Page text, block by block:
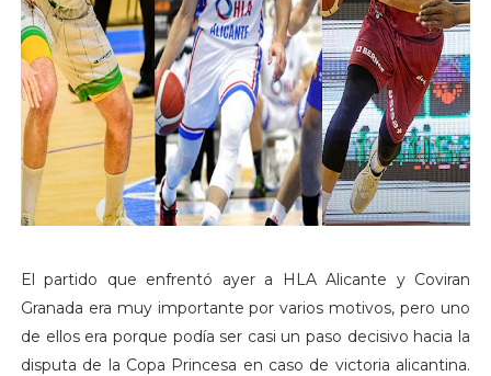
El partido que enfrentó ayer a HLA Alicante y Coviran
Granada era muy importante por varios motivos, pero uno
de ellos era porque podía ser casi un paso decisivo hacia la
disputa de la Copa Princesa en caso de victoria alicantina.